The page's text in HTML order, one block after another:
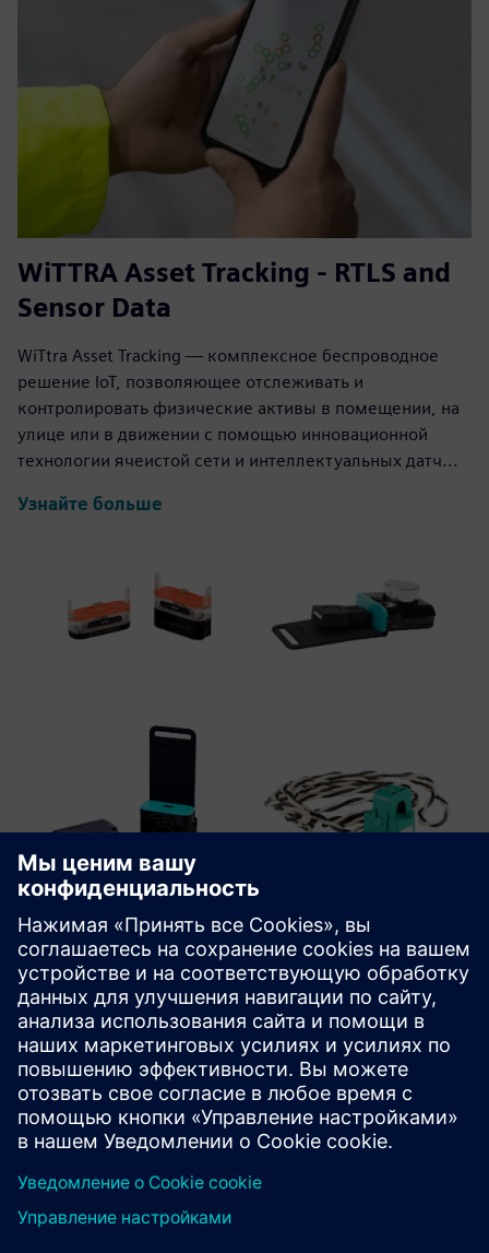
WiTTRA Asset Tracking - RTLS and
Sensor Data
WiTtra Asset Tracking — комплексное беспроводное
решение IoT, позволяющее отслеживать и
контролировать физические активы в помещении, на
улице или в движении с помощью инновационной
технологии ячеистой сети и интеллектуальных датч...
Узнайте больше
WiTTRA Click-ons and Accessories
Доступен ряд датчиков Click-On и сенсорных
интерфейсов, позволяющих добавлять
неограниченное количество датчиков промышленного
класса от WiTtra или от поставщиков готовых
датчиков.
Узнайте больше